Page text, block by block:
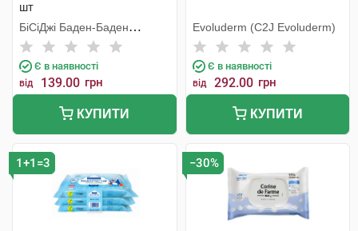
шт
БіСіДжі Баден-Баден
Косметікс Груп Гмбх
Є в наявності
від 139.00 грн
КУПИТИ
Evoluderm (C2J Evoluderm)
Є в наявності
від 292.00 грн
КУПИТИ
1+1=3 −30%